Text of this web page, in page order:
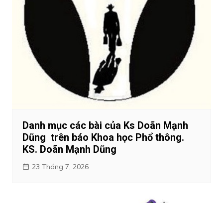
Danh mục các bài của Ks Doãn Mạnh
Dũng trên báo Khoa học Phổ thông.
KS. Doãn Mạnh Dũng
23 Tháng 7, 2026